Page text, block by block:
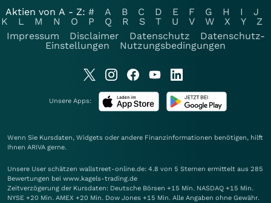
Aktien von A - Z: # A B C D E F G H I
J
K
L M N O P Q R S T U V W X Y
Z
Impressum
Disclaimer Datenschutz
Datenschutz-
Einstellungen
Nutzungsbedingungen
Unsere Apps:
Wenn Sie Kursdaten, Widgets oder andere Finanzinformationen benötigen, hilft
Ihnen ARIVA gerne.
Unsere User schätzen wallstreet-online.de: 4.8 von 5 Sternen ermittelt aus 285
Bewertungen bei www.kagels-trading.de
Zeitverzögerung der Kursdaten: Deutsche Börsen +15 Min. NASDAQ +15 Min.
NYSE +20 Min. AMEX +20 Min. Dow Jones +15 Min. Alle Angaben ohne Gewähr.